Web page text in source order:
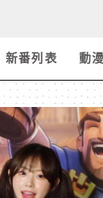
科技
新番列表 動